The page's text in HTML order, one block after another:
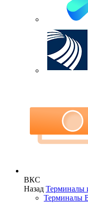
ВКС
Назад Терминалы
Терминалы